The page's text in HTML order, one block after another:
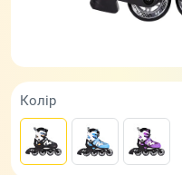
Колір